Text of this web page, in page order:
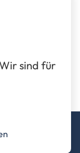
sind für